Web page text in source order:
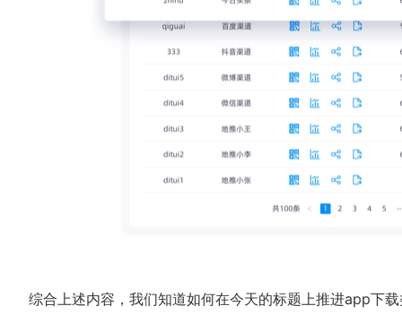
综合上述内容，我们知道如何在今天的标题上推进app下